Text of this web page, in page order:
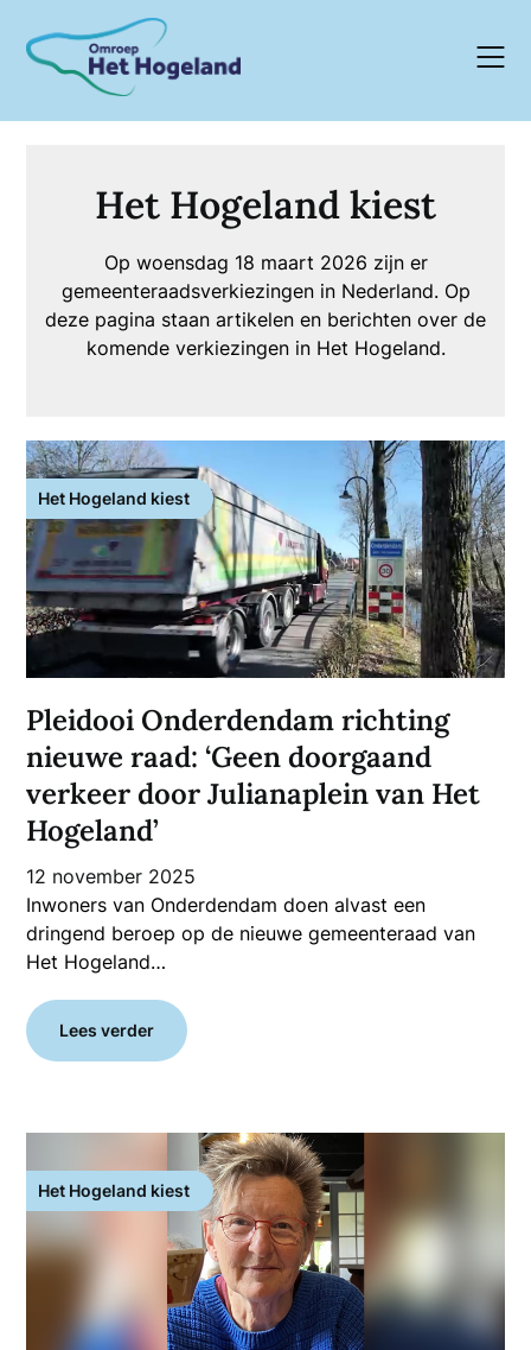
content
Het Hogeland kiest
Op woensdag 18 maart 2026 zijn er
gemeenteraadsverkiezingen in Nederland. Op
deze pagina staan artikelen en berichten over de
komende verkiezingen in Het Hogeland.
Het Hogeland kiest
Pleidooi Onderdendam richting
nieuwe raad: ‘Geen doorgaand
verkeer door Julianaplein van Het
Hogeland’
12 november 2025
Inwoners van Onderdendam doen alvast een
dringend beroep op de nieuwe gemeenteraad van
Het Hogeland…
Lees verder
Het Hogeland kiest